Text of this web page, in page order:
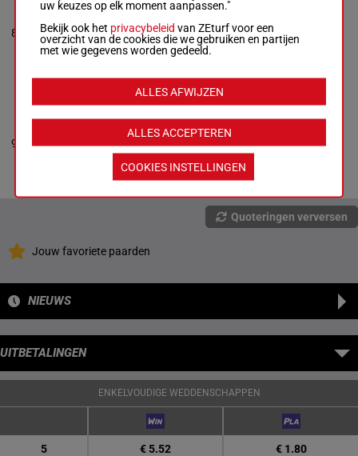
8
Stina Ostlund-
Maria T Olsson
Box: 8 -R/7 -67
2p 3p (23) 2p
R/7 67 kg
2p 3p
(23) 2p
10p 1p
8
9
HIPSTER
Ericsson Mme C.
Box: 9 -R/12 -61 R/1261 kg
3p 4p 7p
(23) 5p
6p
9
Quoteringen verversen
Jouw favoriete paarden
NIEUWS
UITBETALINGEN
ENKELVOUDIGE WEDDENSCHAPPEN
5 € 5.52 € 1.80
uw keuzes op elk moment aanpassen."
Bekijk ook het privacybeleid van ZEturf voor een
overzicht van de cookies die we gebruiken en partijen
met wie gegevens worden gedeeld.
ALLES ACCEPTEREN
ALLES AFWIJZEN
COOKIES INSTELLINGEN